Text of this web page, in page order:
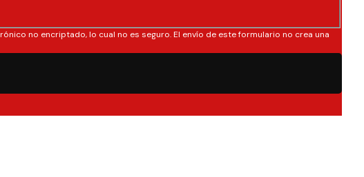
no encriptado, lo cual no es seguro. El envío de este formulario no crea una